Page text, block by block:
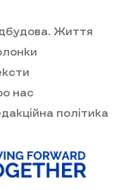
Життя
нас
політика